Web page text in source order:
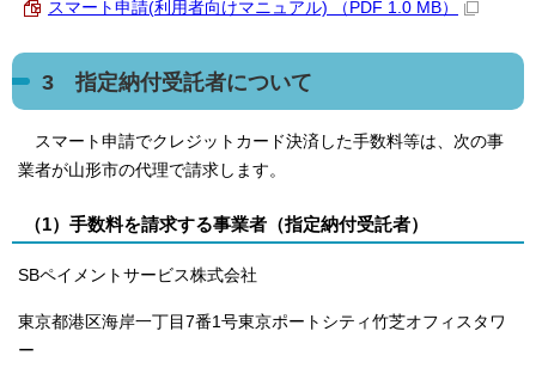
スマート申請(利用者向けマニュアル) （PDF 1.0 MB）
3 指定納付受託者について
スマート申請でクレジットカード決済した手数料等は、次の事
業者が山形市の代理で請求します。
（1）手数料を請求する事業者（指定納付受託者）
SBペイメントサービス株式会社
東京都港区海岸一丁目7番1号東京ポートシティ竹芝オフィスタワ
ー